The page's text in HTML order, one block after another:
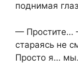
поднимая
— Простите…
стараясь не
Просто я…